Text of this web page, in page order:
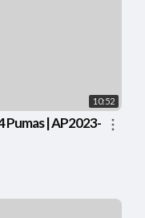
10:52
Pumas | AP2023-